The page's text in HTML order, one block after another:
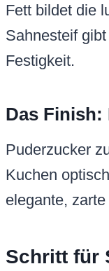
Fett bildet die
Sahnesteif
Festigkeit.
Das
Puderzucker
Kuchen
elegante,
Schritt für